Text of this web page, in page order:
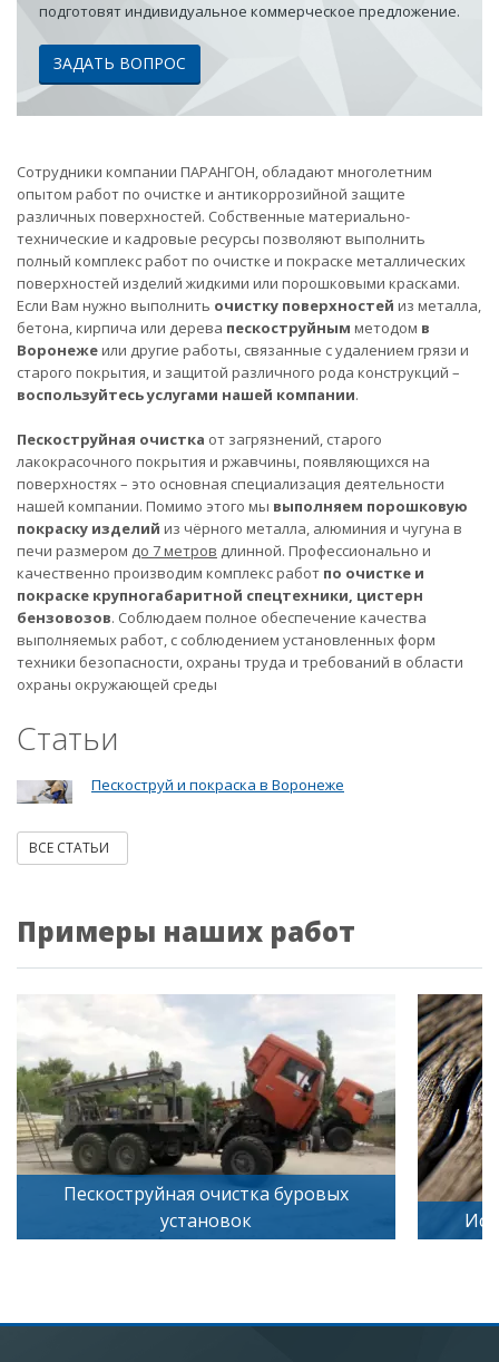
подготовят индивидуальное коммерческое предложение.
ЗАДАТЬ ВОПРОС
Сотрудники компании ПАРАНГОН, обладают многолетним
опытом работ по очистке и антикоррозийной защите
различных поверхностей. Собственные материально-
технические и кадровые ресурсы позволяют выполнить
полный комплекс работ по очистке и покраске металлических
поверхностей изделий жидкими или порошковыми красками.
Если Вам нужно выполнить очистку поверхностей из металла,
бетона, кирпича или дерева пескоструйным методом в
Воронежеили другие работы, связанные с удалением грязи и
старого покрытия, и защитой различного рода конструкций –
воспользуйтесь услугами нашей компании.
Пескоструйная очистка от загрязнений, старого
лакокрасочного покрытия и ржавчины, появляющихся на
поверхностях – это основная специализация деятельности
нашей компании. Помимо этого мы выполняем порошковую
покраску изделий из чёрного металла, алюминия и чугуна в
печи размером до 7 метров длинной. Профессионально и
качественно производим комплекс работ по очистке и
покраске крупногабаритной спецтехники, цистерн
бензовозов. Соблюдаем полное обеспечение качества
выполняемых работ, с соблюдением установленных форм
техники безопасности, охраны труда и требований в области
охраны окружающей среды
Статьи
Пескоструй и покраска в Воронеже
ВСЕ СТАТЬИ
Примеры наших работ
Искусственное старение дерева